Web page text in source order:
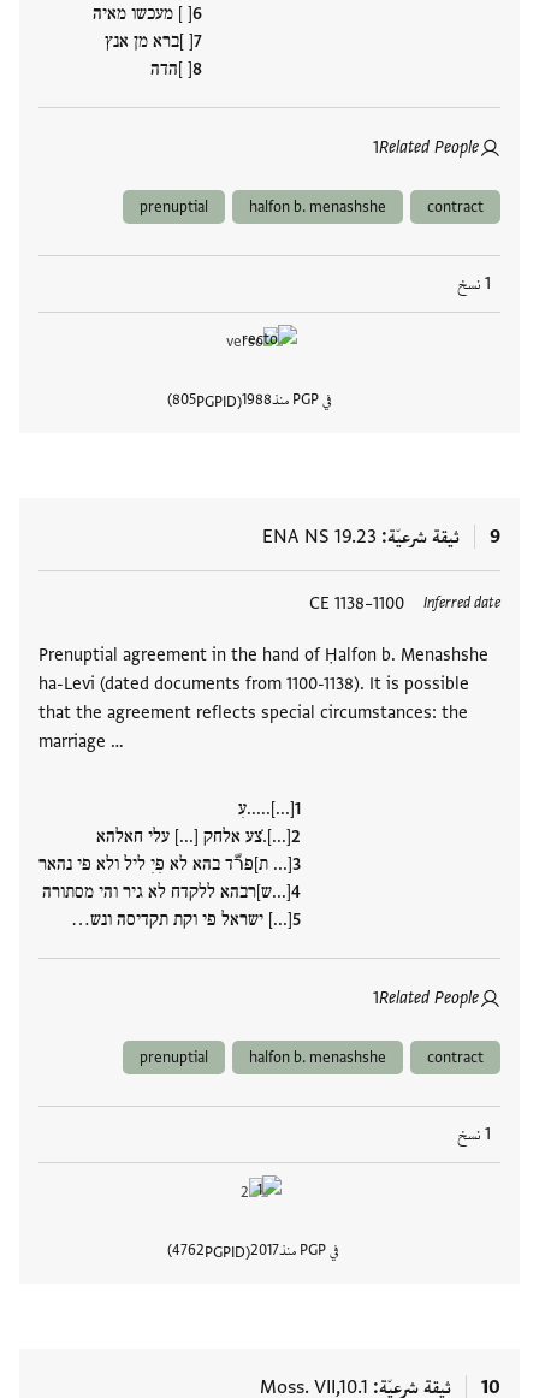
[ ] מעכשו מאיה
[ ]ברא מן אנץ
[ ]הדה
Related People
1
contract
halfon b. menashshe
prenuptial
1 نسخ
في PGP منذ 1988
PGPID
805
9 ثيقة شرعيّة ENA NS 19.23
Inferred date
1100–1138 CE
Prenuptial agreement in the hand of Ḥalfon b. Menashshe
ha-Levi (dated documents from 1100-1138). It is possible
that the agreement reflects special circumstances: the
marriage …
[...].....עִ
[...].̇צע אלחק [...] עלי חאלהא
[... ת]פרّד בהא לא פִיִ ליל ולא פי נהאר
[...ש]רבהא ללקדח לא גיר והי מסתורה
[...] ישראל פי וקת תקדיסה ונש…
Related People
1
العلامات
contract
halfon b. menashshe
prenuptial
1 نسخ
في PGP منذ 2017
PGPID
4762
10 ثيقة شرعيّة Moss. VII,10.1